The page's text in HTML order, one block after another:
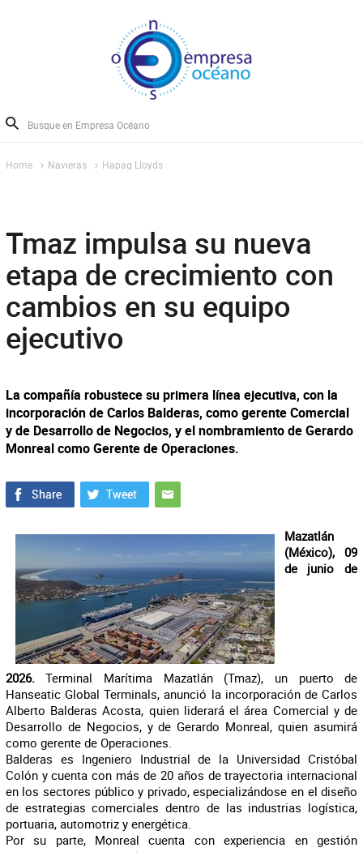
Home Navieras Hapag Lloyds
Tmaz impulsa su nueva
etapa de crecimiento con
cambios en su equipo
ejecutivo
La compañía robustece su primera línea ejecutiva, con la
incorporación de Carlos Balderas, como gerente Comercial
y de Desarrollo de Negocios, y el nombramiento de Gerardo
Monreal como Gerente de Operaciones.
Mazatlán
(México), 09
de junio de
2026.Terminal Marítima Mazatlán (Tmaz), un puerto de
Hanseatic Global Terminals, anunció la incorporación de Carlos
Alberto Balderas Acosta, quien liderará el área Comercial y de
Desarrollo de Negocios, y de Gerardo Monreal, quien asumirá
como gerente de Operaciones.
Balderas es Ingeniero Industrial de la Universidad Cristóbal
Colón y cuenta con más de 20 años de trayectoria internacional
en los sectores público y privado, especializándose en el diseño
de estrategias comerciales dentro de las industrias logística,
portuaria, automotriz y energética.
Por su parte, Monreal cuenta con experiencia en gestión